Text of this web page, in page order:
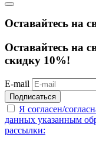
Оставайтесь на
Оставайтесь на
скидку 10%!
E-mail
Подписаться
Я согласен/
данных указанным
рассылки: